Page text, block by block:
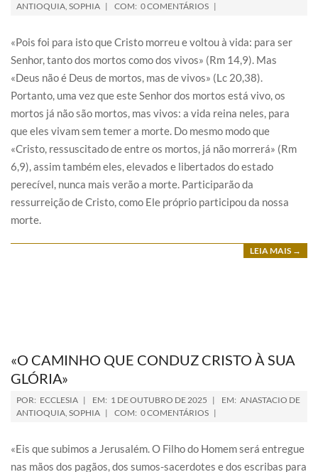
ANTIOQUIA, SOPHIA COM: 0 COMENTÁRIOS
«Pois foi para isto que Cristo morreu e voltou à vida: para ser
Senhor, tanto dos mortos como dos vivos» (Rm 14,9). Mas
«Deus não é Deus de mortos, mas de vivos» (Lc 20,38).
Portanto, uma vez que este Senhor dos mortos está vivo, os
mortos já não são mortos, mas vivos: a vida reina neles, para
que eles vivam sem temer a morte. Do mesmo modo que
«Cristo, ressuscitado de entre os mortos, já não morrerá» (Rm
6,9), assim também eles, elevados e libertados do estado
perecível, nunca mais verão a morte. Participarão da
ressurreição de Cristo, como Ele próprio participou da nossa
morte.
LEIA MAIS →
«O CAMINHO QUE CONDUZ CRISTO À SUA
GLÓRIA»
POR: ECCLESIA EM: 1 DE OUTUBRO DE 2025 EM: ANASTACIO DE
ANTIOQUIA, SOPHIA COM: 0 COMENTÁRIOS
«Eis que subimos a Jerusalém. O Filho do Homem será entregue
nas mãos dos pagãos, dos sumos-sacerdotes e dos escribas para